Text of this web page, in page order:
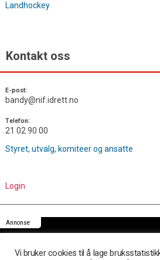
Landhockey
Kontakt oss
E-post:
bandy@nif.idrett.no
Telefon:
21 02 90 00
Styret, utvalg, komiteer og ansatte
Login
Annonse
Vi bruker cookies til å lage